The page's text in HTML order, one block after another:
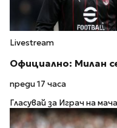
Livestream
Официално: Милан
преди 17 часа
Гласувай за Играч на